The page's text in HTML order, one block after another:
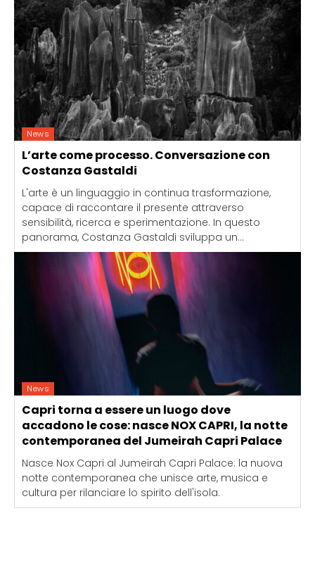
News
L’arte come processo. Conversazione con
Costanza Gastaldi
L'arte è un linguaggio in continua trasformazione,
capace di raccontare il presente attraverso
sensibilità, ricerca e sperimentazione. In questo
panorama, Costanza Gastaldi sviluppa un...
News
Capri torna a essere un luogo dove
accadono le cose: nasce NOX CAPRI, la notte
contemporanea del Jumeirah Capri Palace
Nasce Nox Capri al Jumeirah Capri Palace: la nuova
notte contemporanea che unisce arte, musica e
cultura per rilanciare lo spirito dell'isola.